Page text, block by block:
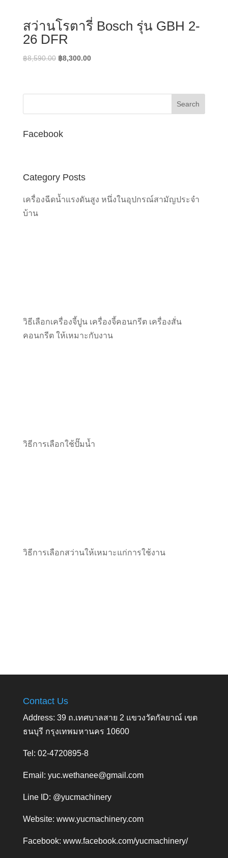
สว่านโรตารี่ Bosch รุ่น GBH 2-
26 DFR
฿8,590.00 Original
฿8,590.00.
฿8,300.00Current
฿8,300.00.
Facebook
Category Posts
เครื่องฉีดน้ำแรงดันสูง หนึ่งในอุปกรณ์สามัญประจำ
บ้าน
วิธีเลือกเครื่องจี้ปูน เครื่องจี้คอนกรีต เครื่องสั่น
คอนกรีต ให้เหมาะกับงาน
วิธีการเลือกใช้ปั๊มน้ำ
วิธีการเลือกสว่านให้เหมาะแก่การใช้งาน
Contact Us
Address: 39 ถ.เทศบาลสาย 2 แขวงวัดกัลยาณ์ เขต
ธนบุรี กรุงเทพมหานคร 10600
Tel: 02-4720895-8
Email: yuc.wethanee@gmail.com
Line ID: @yucmachinery
Website: www.yucmachinery.com
Facebook: www.facebook.com/yucmachinery/